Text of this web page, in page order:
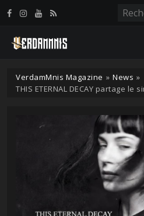
VerdamMnis Magazine » News »
THIS ETERNAL DECAY partage le
Panneau de gestion des cookies